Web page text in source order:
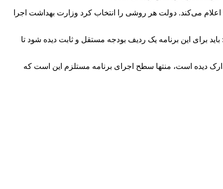
می‌کند. دولت هر روشی را انتخاب کرد وزارت بهداشت اجرا
برای این برنامه یک ردیف بودجه مستقل و ثابت دیده شود تا
دیده است، منتها سطح اجرای برنامه مستلزم این است که